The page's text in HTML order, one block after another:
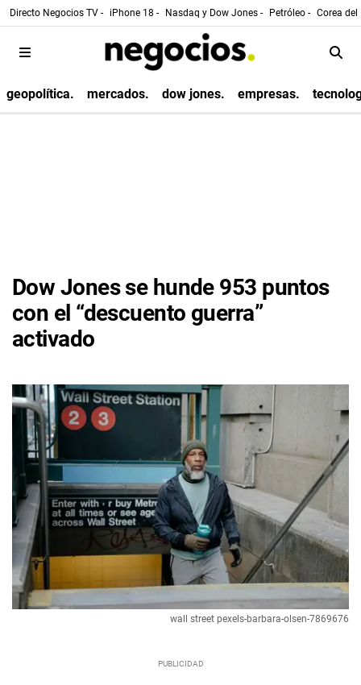
Directo Negocios TV - iPhone 18 - Nasdaq y Dow Jones - Petróleo - Corea
geopolítica. mercados. dow jones. empresas.
Dow Jones se hunde 953 puntos
con el “descuento guerra”
activado
wall street pexels-barbara-olsen-7869676